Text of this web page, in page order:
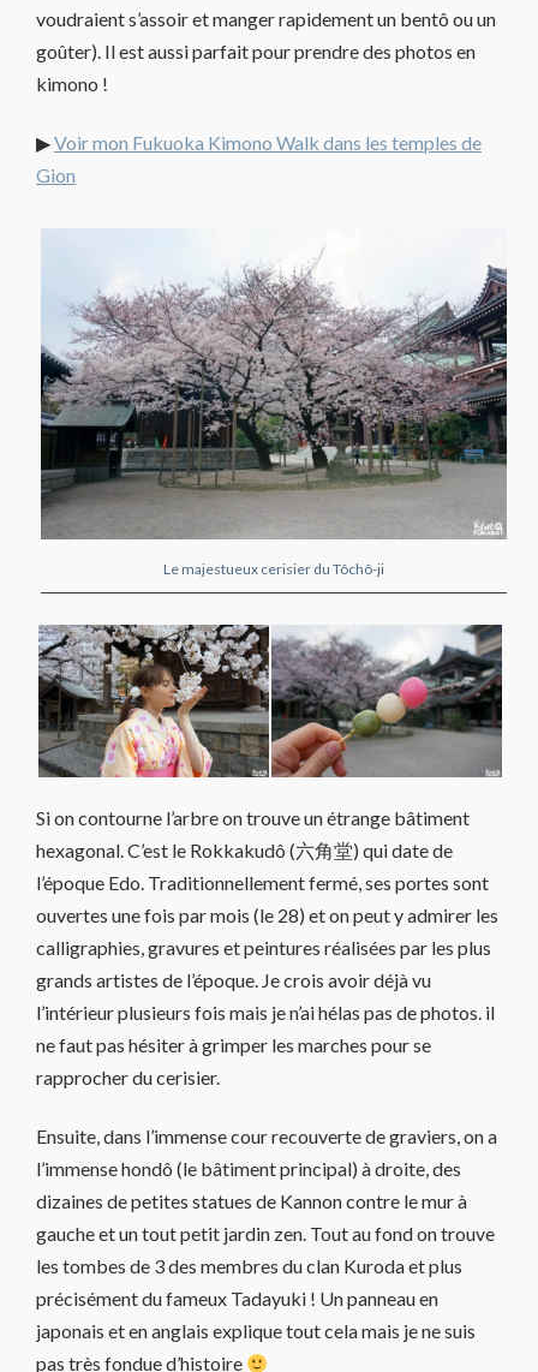
voudraient s’assoir et manger rapidement un bentô ou un
goûter). Il est aussi parfait pour prendre des photos en
kimono !
▶Voir mon Fukuoka Kimono Walk dans les temples de
Gion
Le majestueux cerisier du Tôchô-ji
Si on contourne l’arbre on trouve un étrange bâtiment
hexagonal. C’est le Rokkakudô (六角堂) qui date de
l’époque Edo. Traditionnellement fermé, ses portes sont
ouvertes une fois par mois (le 28) et on peut y admirer les
calligraphies, gravures et peintures réalisées par les plus
grands artistes de l’époque. Je crois avoir déjà vu
l’intérieur plusieurs fois mais je n’ai hélas pas de photos. il
ne faut pas hésiter à grimper les marches pour se
rapprocher du cerisier.
Ensuite, dans l’immense cour recouverte de graviers, on a
l’immense hondô (le bâtiment principal) à droite, des
dizaines de petites statues de Kannon contre le mur à
gauche et un tout petit jardin zen. Tout au fond on trouve
les tombes de 3 des membres du clan Kuroda et plus
précisément du fameux Tadayuki ! Un panneau en
japonais et en anglais explique tout cela mais je ne suis
pas très fondue d’histoire